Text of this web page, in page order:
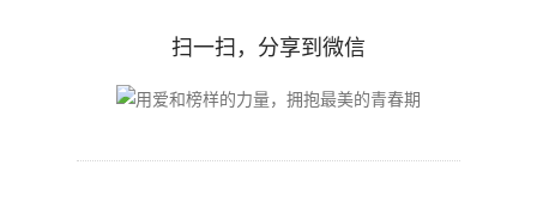
扫一扫，分享到微信